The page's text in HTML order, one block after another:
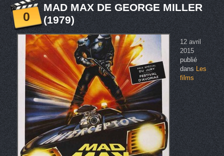
0
MAD MAX DE GEORGE MILLER
(1979)
12 avril
2015
publié
dansLes
films